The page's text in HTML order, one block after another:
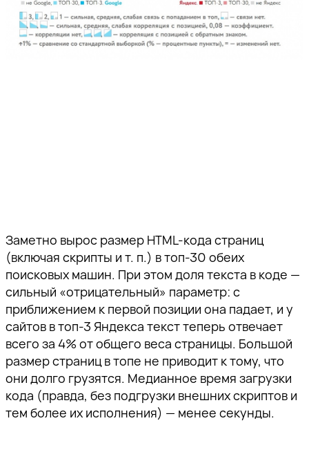
Заметно вырос размер HTML-кода страниц
(включая скрипты и т. п.) в топ-30 обеих
поисковых машин. При этом доля текста в коде —
сильный «отрицательный» параметр: с
приближением к первой позиции она падает, и у
сайтов в топ-3 Яндекса текст теперь отвечает
всего за 4% от общего веса страницы. Большой
размер страниц в топе не приводит к тому, что
они долго грузятся. Медианное время загрузки
кода (правда, без подгрузки внешних скриптов и
тем более их исполнения) — менее секунды.